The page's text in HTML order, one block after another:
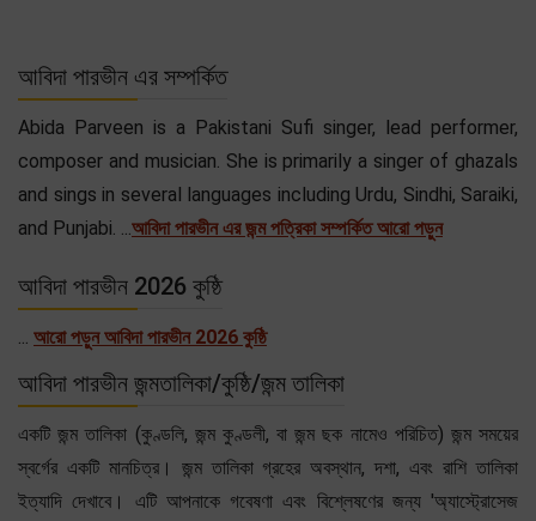
আবিদা পারভীন এর সম্পর্কিত
Abida Parveen is a Pakistani Sufi singer, lead performer,
composer and musician. She is primarily a singer of ghazals
and sings in several languages including Urdu, Sindhi, Saraiki,
and Punjabi. ...আবিদা পারভীন এর জন্ম পত্রিকা সম্পর্কিত আরো পড়ুন
আবিদা পারভীন 2026 কুষ্ঠি
... আরো পড়ুন আবিদা পারভীন 2026 কুষ্ঠি
আবিদা পারভীন জন্মতালিকা/কুষ্ঠি/জন্ম তালিকা
একটি জন্ম তালিকা (কুণ্ডলি, জন্ম কুণ্ডলী, বা জন্ম ছক নামেও পরিচিত) জন্ম সময়ের
স্বর্গের একটি মানচিত্র। জন্ম তালিকা গ্রহের অবস্থান, দশা, এবং রাশি তালিকা
ইত্যাদি দেখাবে। এটি আপনাকে গবেষণা এবং বিশ্লেষণের জন্য 'অ্যাস্ট্রোসেজ